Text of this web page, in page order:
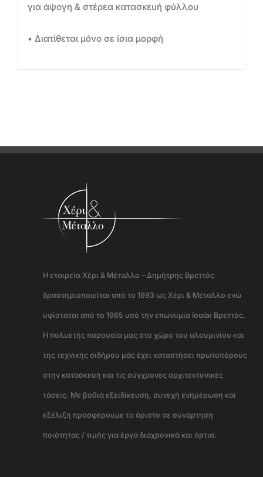
για άψογη & στέρεα κατασκευή φύλλου
• Διατίθεται μόνο σε ίσια μορφή
Η εταιρεία Χέρι & Μέταλλο – Δημήτρης Βρεττός
δραστηριοποιείται από το 1993 ως Χέρι & Μέταλλο ενώ
υφίσταται από το 1965 υπό την επωνυμία Ισαάκ Βρεττός.
Η πολυετής παρουσία μας στο χώρο του αλουμινίου και
της τεχνικής σιδήρου μάς έχει καταστήσει πρωτοπόρους
στην κατασκευή και τις σύγχρονες αρχιτεκτονικές
τάσεις. Με βαθιά εξειδίκευση, συνεχή ενημέρωση και
εξέλιξη προσφέρουμε το άριστο σε συνάρτηση
ποιότητας / τιμής για έργα διαχρονικά και άρτια.